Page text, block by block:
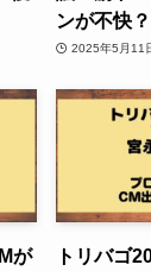
ンが不快？
2025年5月11
が
トリバゴ